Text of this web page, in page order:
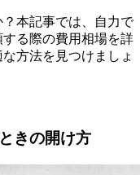
本記事では、自力で
る際の費用相場を詳
方法を見つけましょ
きの開け方